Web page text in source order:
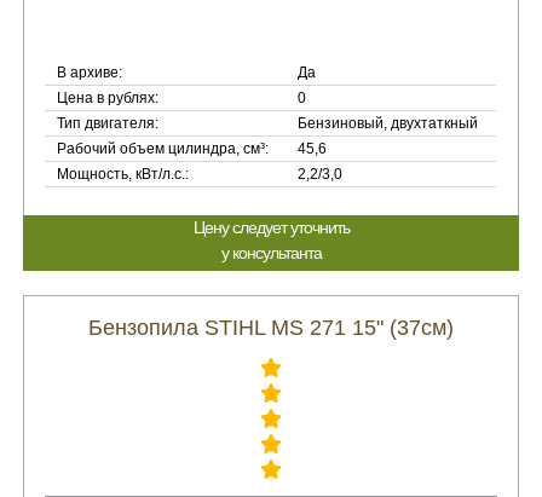
В архиве:
Да
Цена в рублях:
0
Тип двигателя:
Бензиновый, двухтаткный
Рабочий объем цилиндра, см³:
45,6
Мощность, кВт/л.с.:
2,2/3,0
Цену следует уточнить
у консультанта
Бензопила STIHL MS 271 15" (37см)